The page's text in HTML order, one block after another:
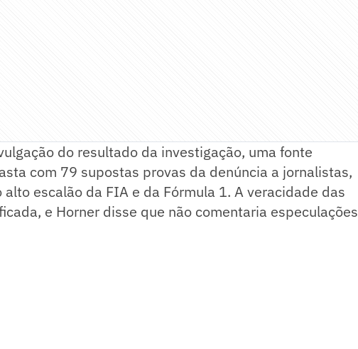
do resultado da investigação, uma fonte
com 79 supostas provas da denúncia a jornalistas,
escalão da FIA e da Fórmula 1. A veracidade das
e Horner disse que não comentaria especulações